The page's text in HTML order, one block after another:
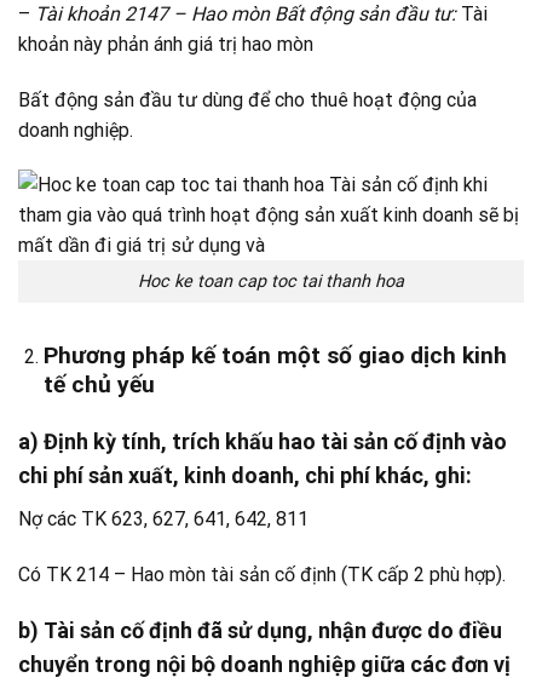
– Tài khoản 2147 – Hao mòn Bất động sản đầu tư:Tài
khoản này phản ánh giá trị hao mòn
Bất động sản đầu tư dùng để cho thuê hoạt động của
doanh nghiệp.
Hoc ke toan cap toc tai thanh hoa
Phương pháp kế toán một số giao dịch kinh
tế chủ yếu
a) Định kỳ tính, trích khấu hao tài sản cố định vào
chi phí sản xuất, kinh doanh, chi phí khác, ghi:
Nợ các TK 623, 627, 641, 642, 811
Có TK 214 – Hao mòn tài sản cố định (TK cấp 2 phù hợp).
b) Tài sản cố định đã sử dụng, nhận được do điều
chuyển trong nội bộ doanh nghiệp giữa các đơn vị